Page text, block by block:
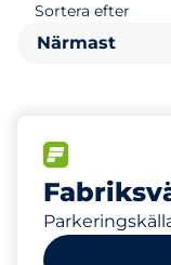
Sortera efter
Närmast